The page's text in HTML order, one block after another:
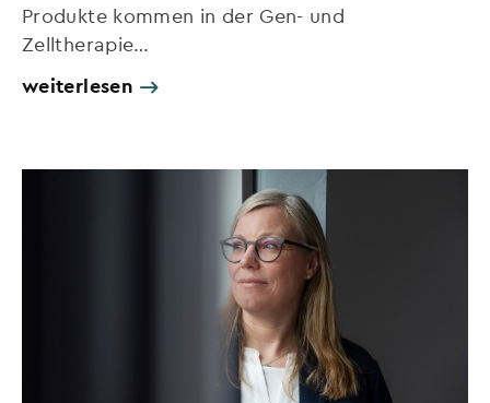
Produkte kommen in der Gen- und
Zelltherapie…
weiterlesen